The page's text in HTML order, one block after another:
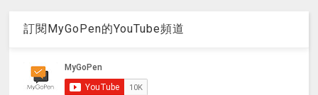
訂閱MyGoPen的YouTube頻道